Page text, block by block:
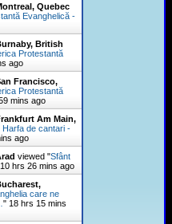
Quebec
Evanghelică -
British
Protestantă
ago
Francisco,
Protestantă
mins ago
Am Main,
Harfa de cantari -
ago
viewed "Sfânt
10 hrs 26 mins ago
care ne
" 18 hrs 15 mins